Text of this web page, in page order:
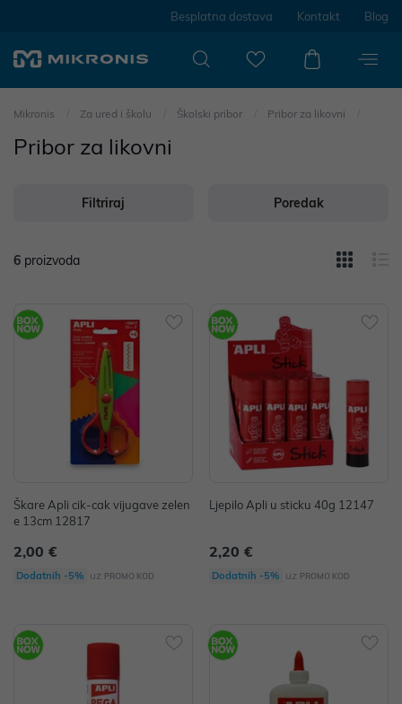
Besplatna dostava Kontakt Blog
Mikronis Za ured i školu Školski pribor Pribor za likovni
Pribor za likovni
Filtriraj Poredak
6 proizvoda
Škare Apli cik-cak vijugave zelen
e 13cm 12817
2,00 €
Dodatnih -5% uz PROMO KOD
Ljepilo Apli u sticku 40g 12147
2,20 €
Dodatnih -5% uz PROMO KOD